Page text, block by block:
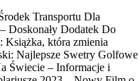
Transportu Dla
Doskonały Dodatek Do
Książka, która zmienia
Najlepsze Swetry Golfowe
Świecie – Informacje i